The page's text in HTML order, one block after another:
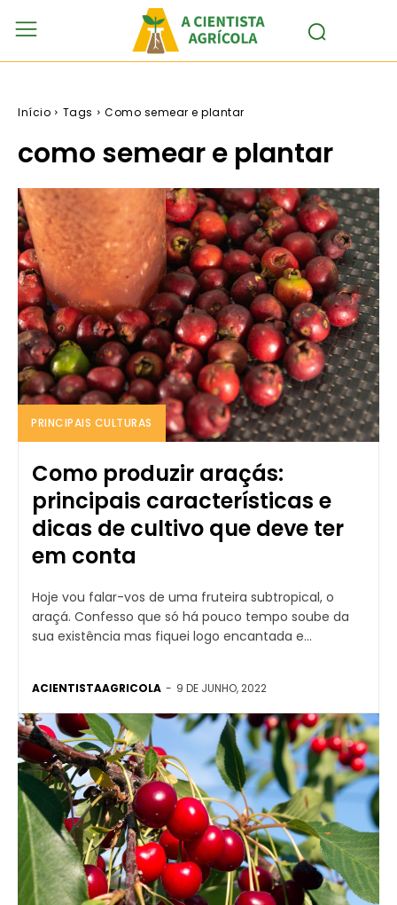
Início Tags Como semear e plantar
como semear e plantar
PRINCIPAIS CULTURAS
Como produzir araçás:
principais características e
dicas de cultivo que deve ter
em conta
Hoje vou falar-vos de uma fruteira subtropical, o
araçá. Confesso que só há pouco tempo soube da
sua existência mas fiquei logo encantada e...
ACIENTISTAAGRICOLA - 9 DE JUNHO, 2022